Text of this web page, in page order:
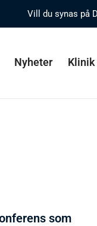
Vill du synas på
Nyheter Klinik
som